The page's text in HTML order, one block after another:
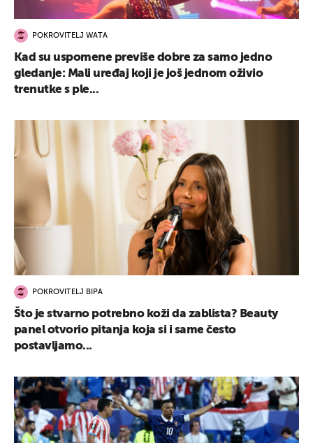
POKROVITELJ WATA
Kad su uspomene previše dobre za samo jedno
gledanje: Mali uređaj koji je još jednom oživio
trenutke s ple...
POKROVITELJ BIPA
Što je stvarno potrebno koži da zablista? Beauty
panel otvorio pitanja koja si i same često
postavljamo...